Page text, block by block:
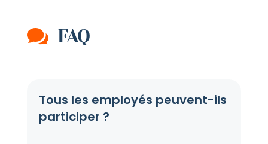
 FAQ
Tous les employés peuvent-ils
participer ?